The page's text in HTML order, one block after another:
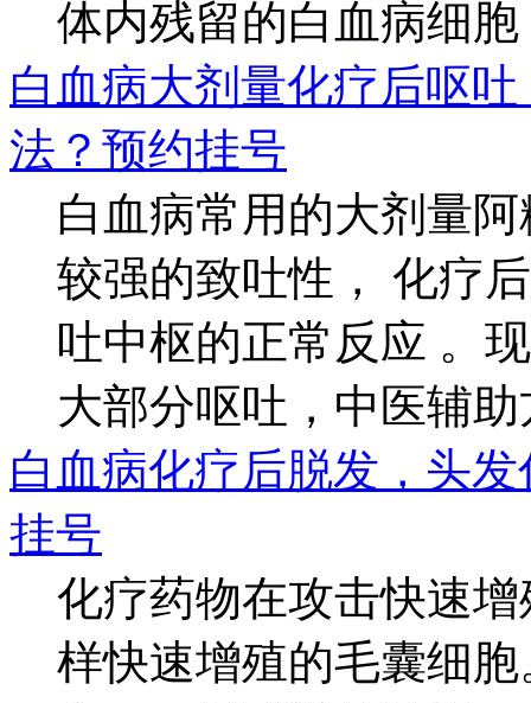
体内残留的白血病细胞
白血病大剂量化疗后呕
法？ 预约挂号
白血病常用的大剂量
较强的致吐性， 化疗
吐中枢的正常反应 。
大部分呕吐，中医辅助
白血病化疗后脱发，头
挂号
化疗药物在攻击快速
样快速增殖的毛囊细